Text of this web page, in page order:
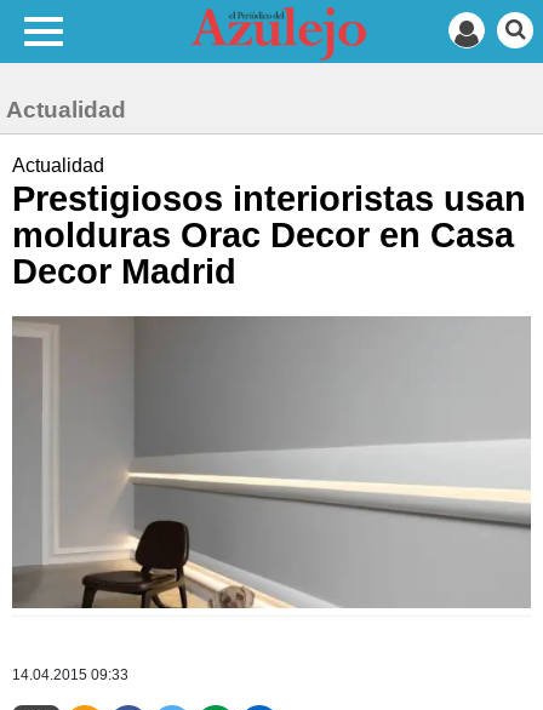
Actualidad
Actualidad
Prestigiosos interioristas usan
molduras Orac Decor en Casa
Decor Madrid
14.04.2015 09:33